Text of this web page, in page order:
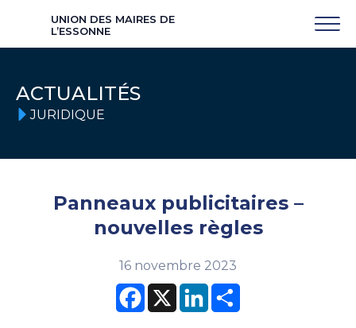
UNION DES MAIRES DE
L’ESSONNE
ACTUALITÉS
JURIDIQUE
Panneaux publicitaires –
nouvelles règles
16 novembre 2023
Facebook
X LinkedIn